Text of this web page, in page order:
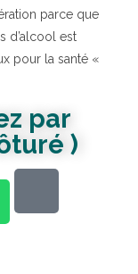
parce que
d’alcool est
pour la santé «
par
)